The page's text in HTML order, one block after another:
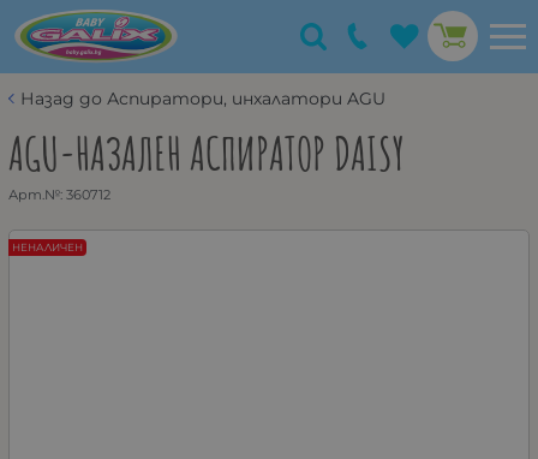
Назад до Аспиратори, инхалатори AGU
AGU-НАЗАЛЕН АСПИРАТОР DAISY
Арт.№: 360712
НЕНАЛИЧЕН